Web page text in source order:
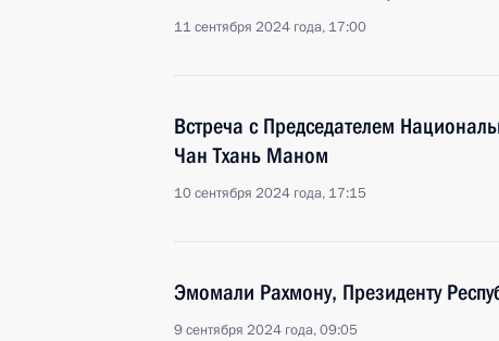
11 сентября 2024 года, 17:00
Встреча с Председателем
Чан Тхань Маном
10 сентября 2024 года, 17:15
Эмомали Рахмону, Президенту
9 сентября 2024 года, 09:05